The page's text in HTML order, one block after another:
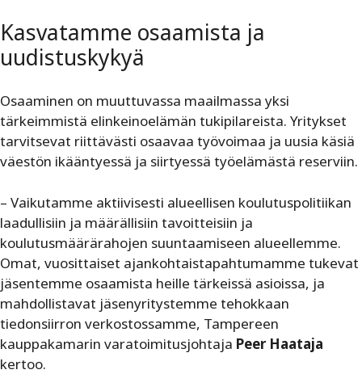
Kasvatamme osaamista ja
uudistuskykyä
Osaaminen on muuttuvassa maailmassa yksi
tärkeimmistä elinkeinoelämän tukipilareista. Yritykset
tarvitsevat riittävästi osaavaa työvoimaa ja uusia käsiä
väestön ikääntyessä ja siirtyessä työelämästä reserviin.
– Vaikutamme aktiivisesti alueellisen koulutuspolitiikan
laadullisiin ja määrällisiin tavoitteisiin ja
koulutusmäärärahojen suuntaamiseen alueellemme.
Omat, vuosittaiset ajankohtaistapahtumamme tukevat
jäsentemme osaamista heille tärkeissä asioissa, ja
mahdollistavat jäsenyritystemme tehokkaan
tiedonsiirron verkostossamme, Tampereen
kauppakamarin varatoimitusjohtaja Peer Haataja
kertoo.